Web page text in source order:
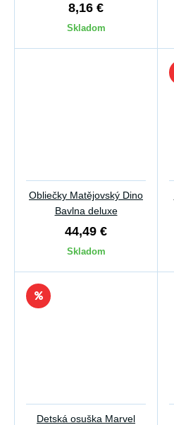
8,16 €
Skladom
Obliečky Matějovský Dino
Bavlna deluxe
44,49 €
Skladom
Detská osuška Marvel